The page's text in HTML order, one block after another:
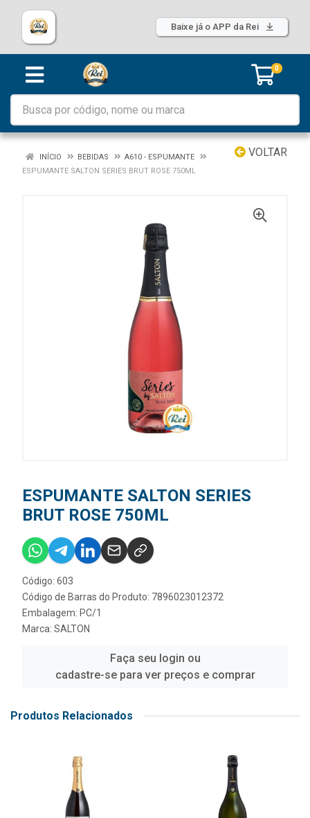
Baixe já o APP da Rei
0
VOLTAR
INÍCIO BEBIDAS
A610 - ESPUMANTE
ESPUMANTE SALTON SERIES BRUT ROSE 750ML
ESPUMANTE SALTON SERIES
BRUT ROSE 750ML
Código: 603
Código de Barras do Produto: 7896023012372
Embalagem: PC/1
Marca: SALTON
Faça seu login ou
cadastre-se para ver preços e comprar
Produtos Relacionados